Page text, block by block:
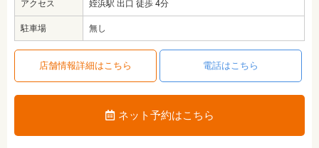
アクセス 姪浜駅 出口 徒歩 4分
駐車場 無し
店舗情報詳細はこちら 電話はこちら
ネット予約はこちら